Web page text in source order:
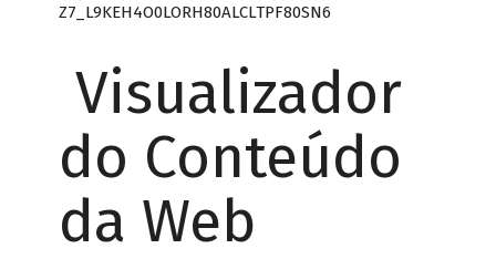
Z7_L9KEH4O0LORH80ALCLTPF80SN6
Visualizador
do Conteúdo
da Web